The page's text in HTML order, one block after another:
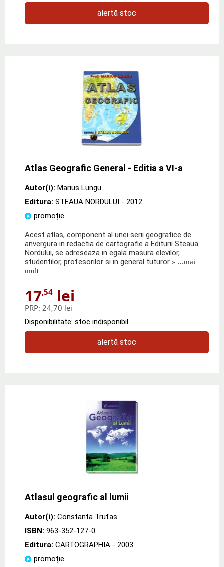
alertă stoc
Atlas Geografic General - Editia a VI-a
Autor(i): Marius Lungu
Editura: STEAUA NORDULUI - 2012
promoție
Acest atlas, component al unei serii geografice de
anvergura in redactia de cartografie a Editurii Steaua
Nordului, se adreseaza in egala masura elevilor,
studentilor, profesorilor si in general tuturor » ...mai
mult
17,54 lei
PRP: 24,70 lei
Disponibilitate: stoc indisponibil
alertă stoc
Atlasul geografic al lumii
Autor(i): Constanta Trufas
ISBN: 963-352-127-0
Editura: CARTOGRAPHIA - 2003
promoție